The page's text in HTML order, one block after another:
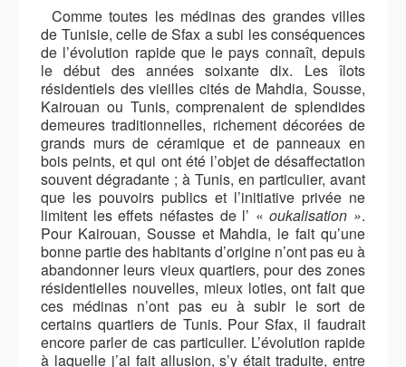
Comme toutes les médinas des grandes villes
de Tunisie, celle de Sfax a subi les conséquences
de l’évolution rapide que le pays connaît, depuis
le début des années soixante dix. Les îlots
résidentiels des vieilles cités de Mahdia, Sousse,
Kairouan ou Tunis, comprenaient de splendides
demeures traditionnelles, richement décorées de
grands murs de céramique et de panneaux en
bois peints, et qui ont été l’objet de désaffectation
souvent dégradante ; à Tunis, en particulier, avant
que les pouvoirs publics et l’initiative privée ne
limitent les effets néfastes de l’ «oukalisation ».
Pour Kairouan, Sousse et Mahdia, le fait qu’une
bonne partie des habitants d’origine n’ont pas eu à
abandonner leurs vieux quartiers, pour des zones
résidentielles nouvelles, mieux loties, ont fait que
ces médinas n’ont pas eu à subir le sort de
certains quartiers de Tunis. Pour Sfax, il faudrait
encore parler de cas particulier. L’évolution rapide
à laquelle j’ai fait allusion, s’y était traduite, entre